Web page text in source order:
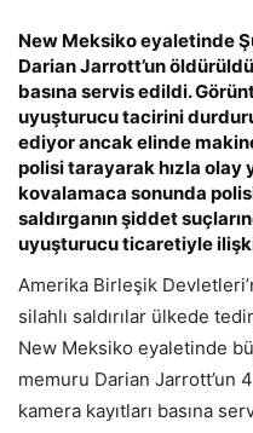
New Meksiko eyaletinde
Darian Jarrott’un
basına servis edildi.
uyuşturucu tacirini
ediyor ancak elinde
polisi tarayarak hızla olay
kovalamaca sonunda
saldırganın şiddet
uyuşturucu ticaretiyle
Amerika Birleşik
silahlı saldırılar ülkede
New Meksiko eyaletinde
memuru Darian Jarrott’un
kamera kayıtları basına